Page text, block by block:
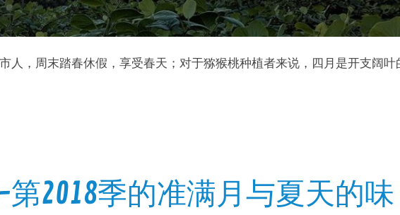
人，周末踏春休假，享受春天；对于猕猴桃种植者来说，四月是开支阔叶
2018季的准满月与夏天的味